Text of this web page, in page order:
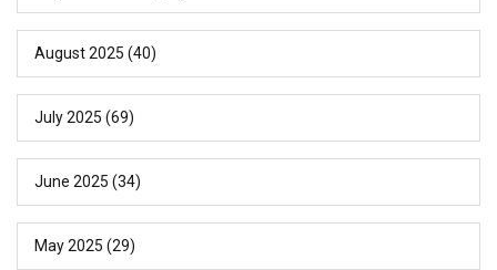
August 2025 (40)
July 2025 (69)
June 2025 (34)
May 2025 (29)